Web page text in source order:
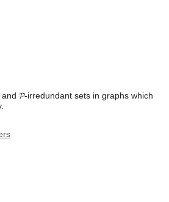
𝓟-irredundant sets in graphs which